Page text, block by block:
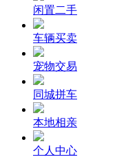
闲置二手
车辆买卖
宠物交易
同城拼车
本地相亲
个人中心